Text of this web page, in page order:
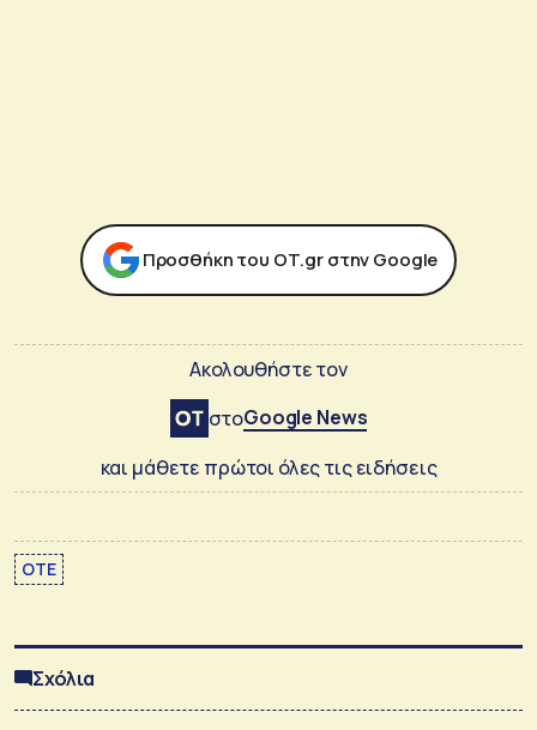
Προσθήκη του ΟΤ.gr στην Google
Ακολουθήστε τον
στοGoogle News
και μάθετε πρώτοι όλες τις ειδήσεις
ΟΤΕ
Σχόλια